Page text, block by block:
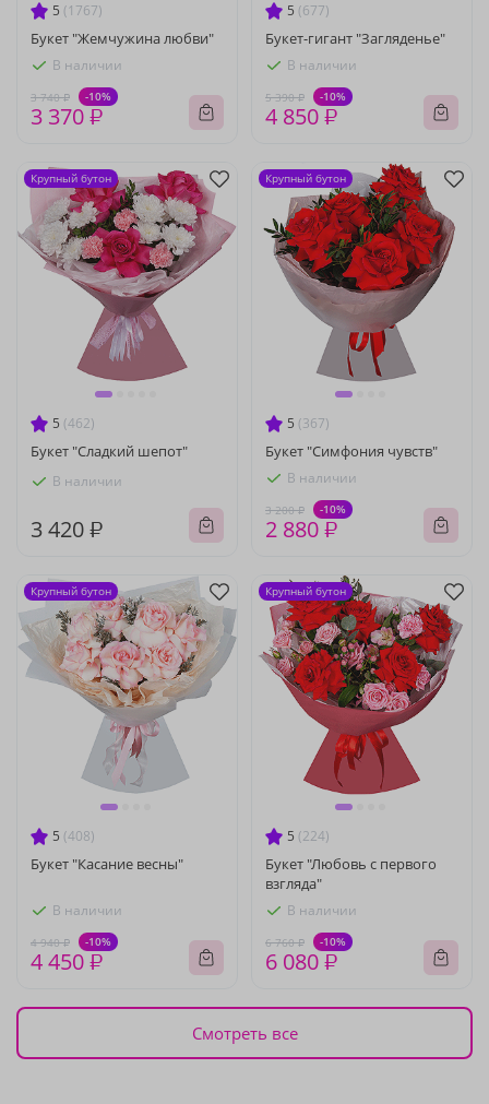
5 (1767)
Букет "Жемчужина любви"
В наличии
3 740 ₽ -10%
3 370 ₽
5 (677)
Букет-гигант "Загляденье"
В наличии
5 390 ₽ -10%
4 850 ₽
5 (462)
Букет "Сладкий шепот"
В наличии
3 420 ₽
Крупный бутон
5 (367)
Букет "Симфония чувств"
В наличии
3 200 ₽ -10%
2 880 ₽
Крупный бутон
5 (408)
Букет "Касание весны"
В наличии
4 940 ₽ -10%
4 450 ₽
Крупный бутон
5 (224)
Букет "Любовь с первого
взгляда"
В наличии
6 760 ₽ -10%
6 080 ₽
Крупный бутон
Смотреть все